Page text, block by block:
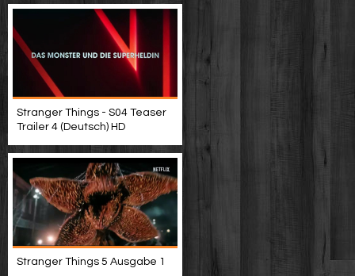
Stranger Things - S04 Teaser
Trailer 4 (Deutsch) HD
Stranger Things 5 Ausgabe 1